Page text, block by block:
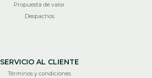
Propuesta de valor
Despachos
SERVICIO AL CLIENTE
Términos y condiciones